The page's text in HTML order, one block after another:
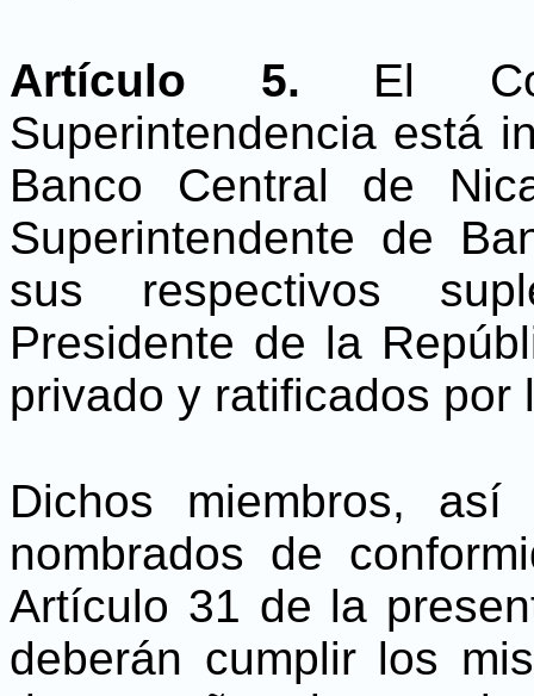
Artículo 5.
El
Superintendencia está
Banco Central de
Superintendente de
sus respectivos
Presidente de la
privado y ratificados por
Dichos miembros,
nombrados de
Artículo 31 de la
deberán cumplir los